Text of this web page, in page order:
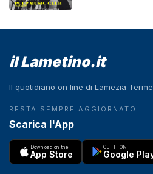
il Lametino.it
Il quotidiano on line di Lamezia
RESTA SEMPRE AGGIORNATO
Scarica l'App
Download on the
App Store
GET IT ON
Google